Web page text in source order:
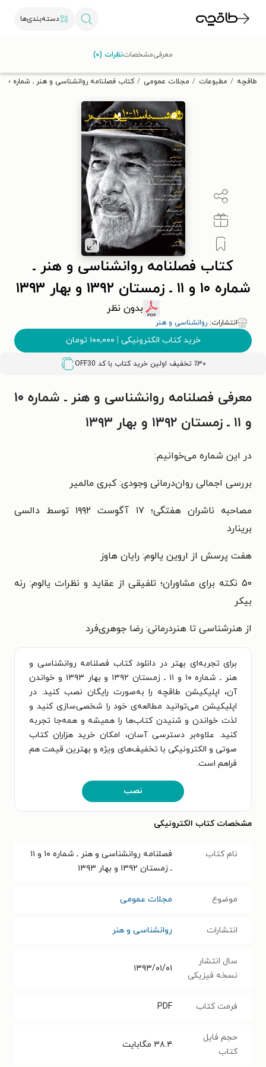
دسته‌بندی‌ها
تخفیف از طاقچه دریافت کن.
طاقچه مطبوعات مجلات عمومی کتاب فصلنامه روانشناسی و هنر ـ شماره ۱۰ و ۱۱ ـ زمستان ۱۳۹۲ و بهار ۱۳۹۳
کتاب فصلنامه روانشناسی و هنر ـ
شماره ۱۰ و ۱۱ ـ زمستان ۱۳۹۲ و بهار ۱۳۹۳
بدون نظر
انتشارات: روانشناسی و هنر
خرید کتاب الکترونیکی | ۱۰۰,۰۰۰ تومان
٪۳۰ تخفیف اولین خرید کتاب با کد OFF30
معرفیمشخصاتنظرات (۰)
معرفی فصلنامه روانشناسی و هنر ـ شماره ۱۰
و ۱۱ ـ زمستان ۱۳۹۲ و بهار ۱۳۹۳
در این شماره می‌خوانیم:
بررسی اجمالی روان‌درمانی وجودی: کبری مالمیر
مصاحبه ناشران هفتگی؛ ۱۷ آگوست ۱۹۹۲ توسط دالسی
برینارد
هفت پرسش از اروین یالوم: رایان هاوز
۵۰ نکته برای مشاوران؛ تلفیقی از عقاید و نظرات یالوم: رنه
بیکر
از هنرشناسی تا هنردرمانی: رضا جوهری‌فرد
برای تجربه‌ای بهتر در دانلود کتاب فصلنامه روانشناسی و
هنر ـ شماره ۱۰ و ۱۱ ـ زمستان ۱۳۹۲ و بهار ۱۳۹۳ و خواندن
آن، اپلیکیشن طاقچه را به‌صورت رایگان نصب کنید. در
اپلیکیشن می‌توانید مطالعه‌ی خود را شخصی‌سازی کنید و
لذت خواندن و شنیدن کتاب‌ها را همیشه و همه‌جا تجربه
کنید. علاوه‌بر دسترسی آسان، امکان خرید هزاران کتاب
صوتی و الکترونیکی با تخفیف‌های ویژه و بهترین قیمت هم
فراهم است.
نصب
مشخصات کتاب الکترونیکی
نام کتاب
فصلنامه روانشناسی و هنر ـ شماره ۱۰ و ۱۱
ـ زمستان ۱۳۹۲ و بهار ۱۳۹۳
موضوع مجلات عمومی
انتشارات روانشناسی و هنر
سال انتشار
نسخه فیزیکی
۱۳۹۳/۰۱/۰۱
فرمت کتاب PDF
حجم فایل
کتاب
۳۸.۴ مگابایت